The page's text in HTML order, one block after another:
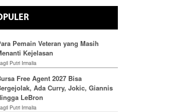
Pemain Veteran yang Masih
Kejelasan
Putri Irmalia
Free Agent 2027 Bisa
Ada Curry, Jokic, Giannis
LeBron
Putri Irmalia